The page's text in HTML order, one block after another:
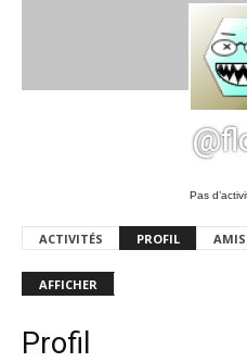
Pas
ACTIVITÉS PROFIL AMIS
AFFICHER
Profil